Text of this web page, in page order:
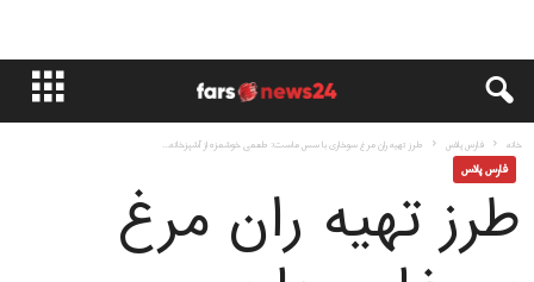
خانه فارس پلاس طرز تهیه ران مرغ سوخاری با سس ماست: طعمی خوشمزه از آشپزخانه...
فارس پلاس
طرز تهیه ران مرغ